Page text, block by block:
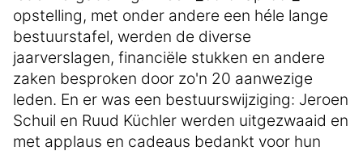
opstelling, met onder andere een héle lange
bestuurstafel, werden de diverse
jaarverslagen, financiële stukken en andere
zaken besproken door zo'n 20 aanwezige
leden. En er was een bestuurswijziging: Jeroen
Schuil en Ruud Küchler werden uitgezwaaid en
met applaus en cadeaus bedankt voor hun